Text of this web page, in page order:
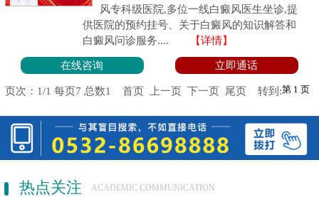
风专科级医院,多位一线白癜风医生坐诊,提
供医院的预约挂号、关于白癜风的知识解答和
白癜风问诊服务....
【详情】
在线咨询 立即通话
页次：1/1 每页7 总数1 首页 上一页 下一页 尾页 转到:
热点关注 ACADEMIC COMMUNICATION